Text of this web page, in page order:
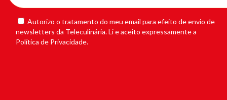
Autorizo o tratamento do meu email para efeito de envio de
newsletters da Teleculinária. Li e aceito expressamente a
Política de Privacidade.